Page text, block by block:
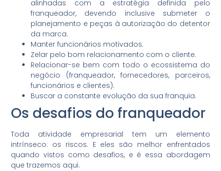
alinhadas com a estratégia definida pelo
franqueador, devendo inclusive submeter o
planejamento e peças à autorização do detentor
da marca.
Manter funcionários motivados.
Zelar pelo bom relacionamento com o cliente.
Relacionar-se bem com todo o ecossistema do
negócio (franqueador, fornecedores, parceiros,
funcionários e clientes).
Buscar a constante evolução da sua franquia.
Os desafios do franqueador
Toda atividade empresarial tem um elemento
intrínseco: os riscos. E eles são melhor enfrentados
quando vistos como desafios, e é essa abordagem
que trazemos aqui.